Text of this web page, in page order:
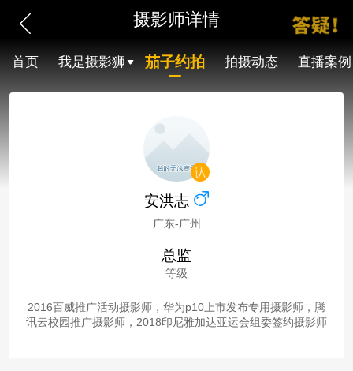
摄影师详情
首页 我是摄影狮 茄子约拍 拍摄动态 直播案例
安洪志
广东-广州
总监
等级
2016百威推广活动摄影师，华为p10上市发布专用摄影师，腾
讯云校园推广摄影师，2018印尼雅加达亚运会组委签约摄影师